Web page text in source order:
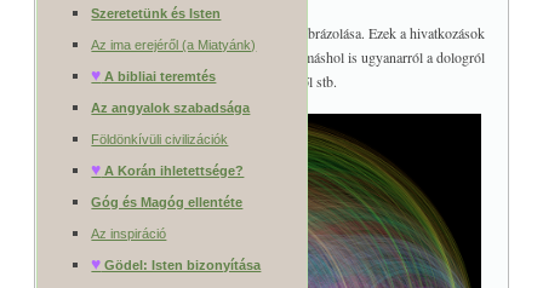
Szeretetünk és Isten
Az ima erejéről (a Miatyánk)
♥ A bibliai teremtés
Az angyalok szabadsága
Földönkívüli civilizációk
♥ A Korán ihletettsége?
Góg és Magóg ellentéte
Az inspiráció
♥ Gödel: Isten bizonyítása
minding rájöttek a szakértők).
Az alábbi kép a bibliai hivatkozások grafikus ábrázolása. Ezek a hivatkozások
általában azt jelentik, hogy hol beszél a Biblia máshol is ugyanarról a dologról
vagy annak pontos összefüggéseiről, értelméről stb.